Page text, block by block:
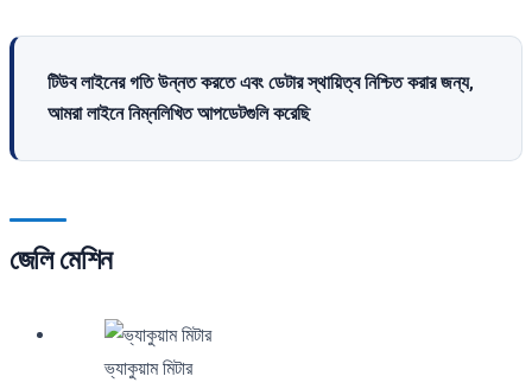
টিউব লাইনের গতি উন্নত করতে এবং ডেটার স্থায়িত্ব নিশ্চিত করার জন্য,
আমরা লাইনে নিম্নলিখিত আপডেটগুলি করেছি
জেলি মেশিন
ভ্যাকুয়াম মিটার